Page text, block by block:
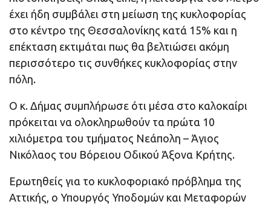
έχει ήδη συμβάλει στη μείωση της κυκλοφορίας
στο κέντρο της Θεσσαλονίκης κατά 15% και η
επέκταση εκτιμάται πως θα βελτιώσει ακόμη
περισσότερο τις συνθήκες κυκλοφορίας στην
πόλη.
Ο κ. Δήμας συμπλήρωσε ότι μέσα στο καλοκαίρι
πρόκειται να ολοκληρωθούν τα πρώτα 10
χιλιόμετρα του τμήματος Νεάπολη – Άγιος
Νικόλαος του Βόρειου Οδικού Άξονα Κρήτης.
Ερωτηθείς για το κυκλοφοριακό πρόβλημα της
Αττικής, ο Υπουργός Υποδομών και Μεταφορών